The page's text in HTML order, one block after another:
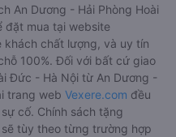
An Dương - Hải Phòng Hoài
đặt mua tại website
khách chất lượng, và uy tín
100%. Đối với bất cứ giao
Đức - Hà Nội từ An Dương -
trang web Vexere.com đều
cố. Chính sách tặng
tùy theo từng trường hợp